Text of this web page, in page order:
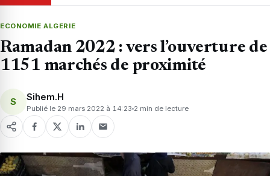
ECONOMIE ALGERIE
Ramadan 2022 : vers l’ouverture de
1151 marchés de proximité
S Sihem.H
Publié le 29 mars 2022 à 14:23 2 min de lecture